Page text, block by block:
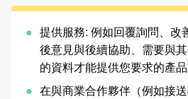
提供服務: 例如回覆詢問、改
後意見與後續協助、需要與
的資料才能提供您要求的產品
在與商業合作夥伴（例如接